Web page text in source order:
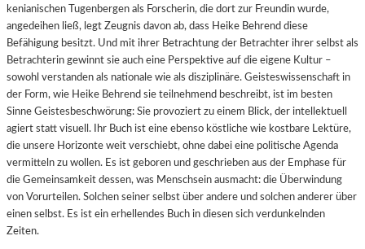
kenianischen Tugenbergen als Forscherin, die dort zur Freundin wurde,
angedeihen ließ, legt Zeugnis davon ab, dass Heike Behrend diese
Befähigung besitzt. Und mit ihrer Betrachtung der Betrachter ihrer selbst als
Betrachterin gewinnt sie auch eine Perspektive auf die eigene Kultur –
sowohl verstanden als nationale wie als disziplinäre. Geisteswissenschaft in
der Form, wie Heike Behrend sie teilnehmend beschreibt, ist im besten
Sinne Geistesbeschwörung: Sie provoziert zu einem Blick, der intellektuell
agiert statt visuell. Ihr Buch ist eine ebenso köstliche wie kostbare Lektüre,
die unsere Horizonte weit verschiebt, ohne dabei eine politische Agenda
vermitteln zu wollen. Es ist geboren und geschrieben aus der Emphase für
die Gemeinsamkeit dessen, was Menschsein ausmacht: die Überwindung
von Vorurteilen. Solchen seiner selbst über andere und solchen anderer über
einen selbst. Es ist ein erhellendes Buch in diesen sich verdunkelnden
Zeiten.